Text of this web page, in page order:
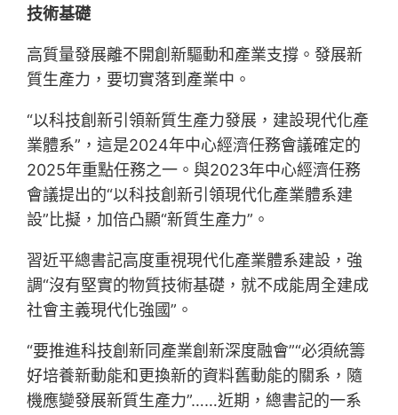
技術基礎
高質量發展離不開創新驅動和產業支撐。發展新
質生產力，要切實落到產業中。
“以科技創新引領新質生產力發展，建設現代化產
業體系”，這是2024年中心經濟任務會議確定的
2025年重點任務之一。與2023年中心經濟任務
會議提出的“以科技創新引領現代化產業體系建
設”比擬，加倍凸顯“新質生產力”。
習近平總書記高度重視現代化產業體系建設，強
調“沒有堅實的物質技術基礎，就不成能周全建成
社會主義現代化強國”。
“要推進科技創新同產業創新深度融會”“必須統籌
好培養新動能和更換新的資料舊動能的關系，隨
機應變發展新質生產力”……近期，總書記的一系